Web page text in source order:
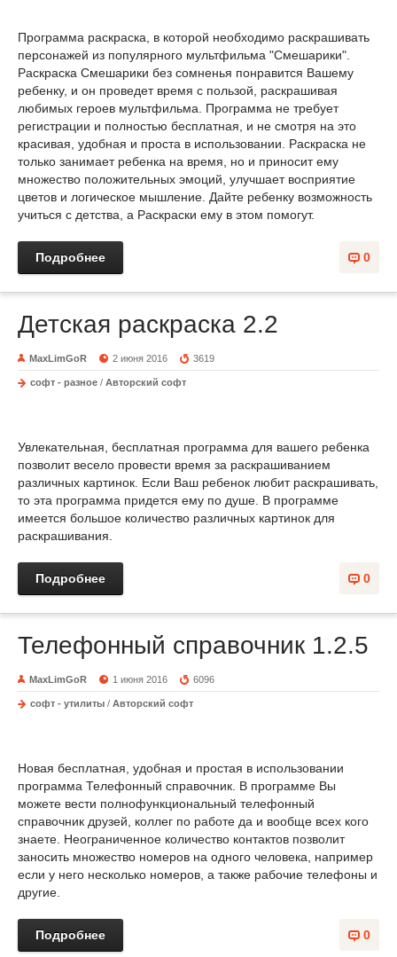
Программа раскраска, в которой необходимо раскрашивать
персонажей из популярного мультфильма "Смешарики".
Раскраска Смешарики без сомненья понравится Вашему
ребенку, и он проведет время с пользой, раскрашивая
любимых героев мультфильма. Программа не требует
регистрации и полностью бесплатная, и не смотря на это
красивая, удобная и проста в использовании. Раскраска не
только занимает ребенка на время, но и приносит ему
множество положительных эмоций, улучшает восприятие
цветов и логическое мышление. Дайте ребенку возможность
учиться с детства, а Раскраски ему в этом помогут.
0
Подробнее
Детская раскраска 2.2
MaxLimGoR 2 июня 2016 3619
софт - разное / Авторский софт
Увлекательная, бесплатная программа для вашего ребенка
позволит весело провести время за раскрашиванием
различных картинок. Если Ваш ребенок любит раскрашивать,
то эта программа придется ему по душе. В программе
имеется большое количество различных картинок для
раскрашивания.
0
Подробнее
Телефонный справочник 1.2.5
MaxLimGoR 1 июня 2016 6096
софт - утилиты / Авторский софт
Новая бесплатная, удобная и простая в использовании
программа Телефонный справочник. В программе Вы
можете вести полнофункциональный телефонный
справочник друзей, коллег по работе да и вообще всех кого
знаете. Неограниченное количество контактов позволит
заносить множество номеров на одного человека, например
если у него несколько номеров, а также рабочие телефоны и
другие.
0
Подробнее